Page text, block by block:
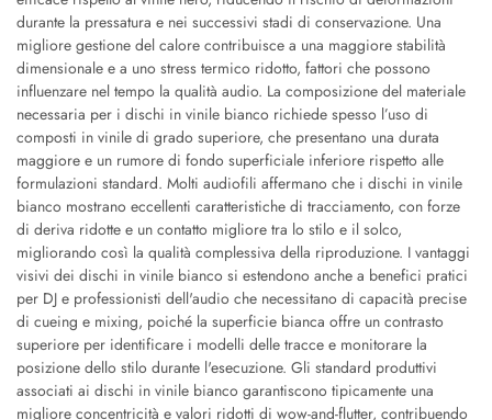
durante la pressatura e nei successivi stadi di conservazione. Una
migliore gestione del calore contribuisce a una maggiore stabilità
dimensionale e a uno stress termico ridotto, fattori che possono
influenzare nel tempo la qualità audio. La composizione del materiale
necessaria per i dischi in vinile bianco richiede spesso l’uso di
composti in vinile di grado superiore, che presentano una durata
maggiore e un rumore di fondo superficiale inferiore rispetto alle
formulazioni standard. Molti audiofili affermano che i dischi in vinile
bianco mostrano eccellenti caratteristiche di tracciamento, con forze
di deriva ridotte e un contatto migliore tra lo stilo e il solco,
migliorando così la qualità complessiva della riproduzione. I vantaggi
visivi dei dischi in vinile bianco si estendono anche a benefici pratici
per DJ e professionisti dell'audio che necessitano di capacità precise
di cueing e mixing, poiché la superficie bianca offre un contrasto
superiore per identificare i modelli delle tracce e monitorare la
posizione dello stilo durante l'esecuzione. Gli standard produttivi
associati ai dischi in vinile bianco garantiscono tipicamente una
migliore concentricità e valori ridotti di wow-and-flutter, contribuendo